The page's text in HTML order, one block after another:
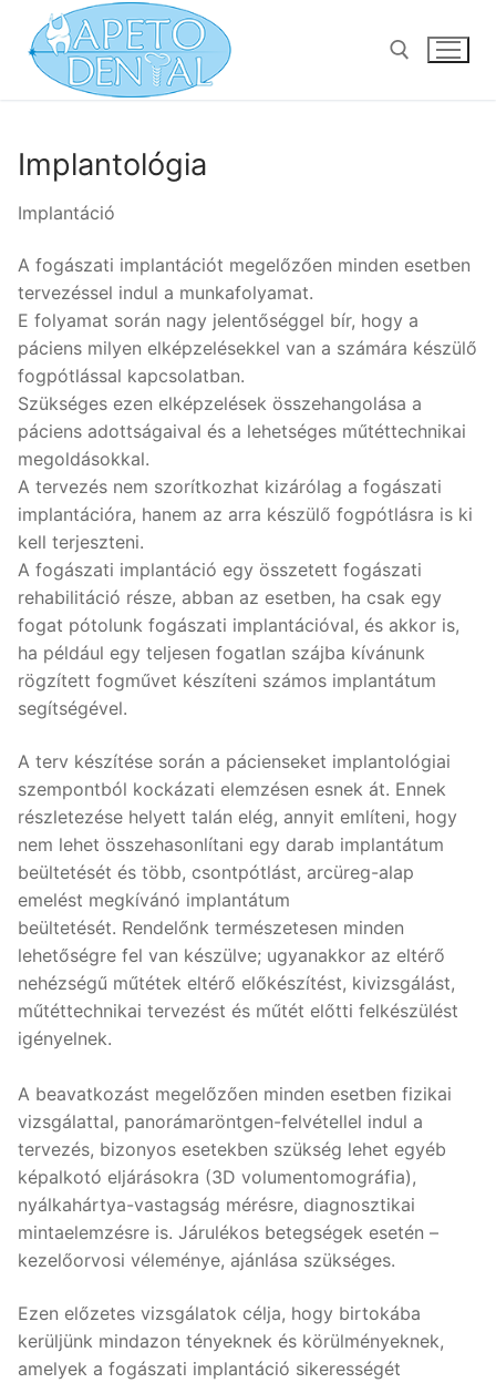
tartalomra
Implantológia
Implantáció
A fogászati implantációt megelőzően minden esetben
tervezéssel indul a munkafolyamat.
E folyamat során nagy jelentőséggel bír, hogy a
páciens milyen elképzelésekkel van a számára készülő
fogpótlással kapcsolatban.
Szükséges ezen elképzelések összehangolása a
páciens adottságaival és a lehetséges műtéttechnikai
megoldásokkal.
A tervezés nem szorítkozhat kizárólag a fogászati
implantációra, hanem az arra készülő fogpótlásra is ki
kell terjeszteni.
A fogászati implantáció egy összetett fogászati
rehabilitáció része, abban az esetben, ha csak egy
fogat pótolunk fogászati implantációval, és akkor is,
ha például egy teljesen fogatlan szájba kívánunk
rögzített fogművet készíteni számos implantátum
segítségével.
A terv készítése során a pácienseket implantológiai
szempontból kockázati elemzésen esnek át. Ennek
részletezése helyett talán elég, annyit említeni, hogy
nem lehet összehasonlítani egy darab implantátum
beültetését és több, csontpótlást, arcüreg-alap
emelést megkívánó implantátum
beültetését. Rendelőnk természetesen minden
lehetőségre fel van készülve; ugyanakkor az eltérő
nehézségű műtétek eltérő előkészítést, kivizsgálást,
műtéttechnikai tervezést és műtét előtti felkészülést
igényelnek.
A beavatkozást megelőzően minden esetben fizikai
vizsgálattal, panorámaröntgen-felvétellel indul a
tervezés, bizonyos esetekben szükség lehet egyéb
képalkotó eljárásokra (3D volumentomográfia),
nyálkahártya-vastagság mérésre, diagnosztikai
mintaelemzésre is. Járulékos betegségek esetén –
kezelőorvosi véleménye, ajánlása szükséges.
Ezen előzetes vizsgálatok célja, hogy birtokába
kerüljünk mindazon tényeknek és körülményeknek,
amelyek a fogászati implantáció sikerességét